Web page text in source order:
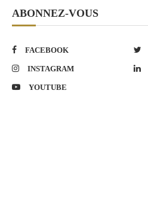
ABONNEZ-VOUS
FACEBOOK
INSTAGRAM
YOUTUBE